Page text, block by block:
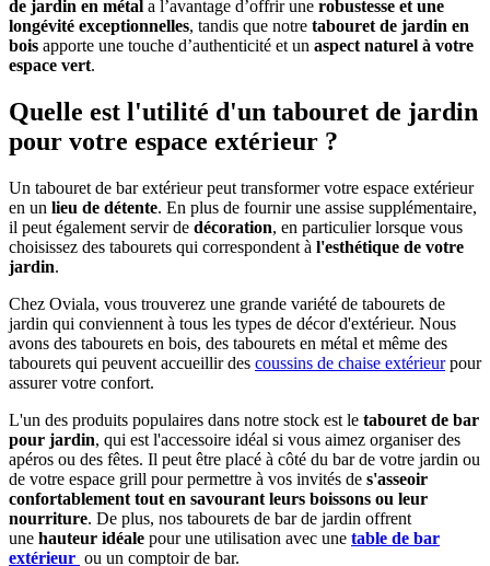
de jardin en métal a l’avantage d’offrir une robustesse et une
longévité exceptionnelles, tandis que notre tabouret de jardin en
bois apporte une touche d’authenticité et un aspect naturel à votre
espace vert.
Quelle est l'utilité d'un tabouret de jardin
pour votre espace extérieur ?
Un tabouret de bar extérieur peut transformer votre espace extérieur
en un lieu de détente. En plus de fournir une assise supplémentaire,
il peut également servir de décoration, en particulier lorsque vous
choisissez des tabourets qui correspondent à l'esthétique de votre
jardin.
Chez Oviala, vous trouverez une grande variété de tabourets de
jardin qui conviennent à tous les types de décor d'extérieur. Nous
avons des tabourets en bois, des tabourets en métal et même des
tabourets qui peuvent accueillir des coussins de chaise extérieurpour
assurer votre confort.
L'un des produits populaires dans notre stock est le tabouret de bar
pour jardin, qui est l'accessoire idéal si vous aimez organiser des
apéros ou des fêtes. Il peut être placé à côté du bar de votre jardin ou
de votre espace grill pour permettre à vos invités de s'asseoir
confortablement tout en savourant leurs boissons ou leur
nourriture. De plus, nos tabourets de bar de jardin offrent
une hauteur idéale pour une utilisation avec une table de bar
extérieur ou un comptoir de bar.